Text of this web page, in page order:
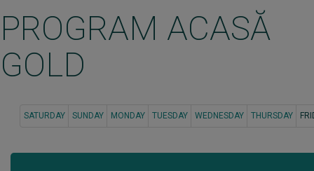
PROGRAM ACASĂ
GOLD
SATURDAY SUNDAY MONDAY TUESDAY WEDNESDAY THURSDAY